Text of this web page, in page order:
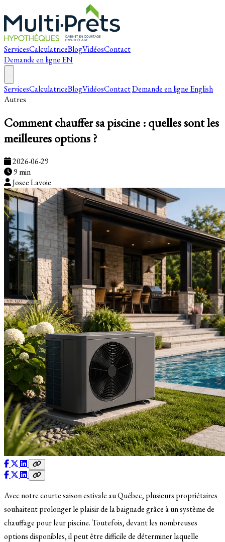
ServicesCalculatriceBlogVidéosContact
Demande en ligne EN
ServicesCalculatriceBlogVidéosContactDemande en ligne English
Autres
Comment chauffer sa piscine : quelles sont les
meilleures options ?
2026-06-29
9 min
Josee Lavoie
Avec notre courte saison estivale au Québec, plusieurs propriétaires
souhaitent prolonger le plaisir de la baignade grâce à un système de
chauffage pour leur piscine. Toutefois, devant les nombreuses
options disponibles, il peut être difficile de déterminer laquelle